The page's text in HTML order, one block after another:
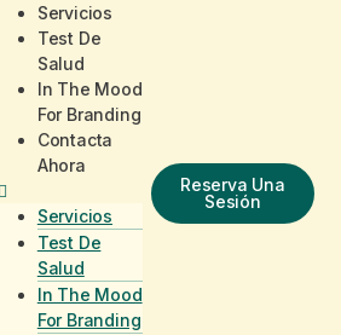
Servicios
Test De
Salud
In The Mood
For Branding
Contacta
Ahora
Servicios
Test De
Salud
In The Mood
For Branding
Reserva Una
Sesión